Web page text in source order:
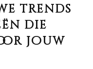
trends
die
jouw